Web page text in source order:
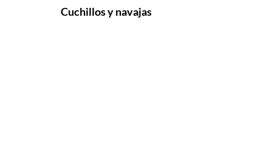
Cuchillos y navajas